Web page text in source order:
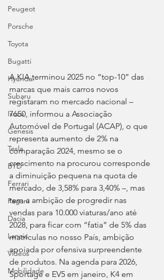
Peugeot
Porsche
Toyota
Bugatti
Hyundai
Subaru
Isuzu
Genesis
Tesla
BYD
Ferrari
Pagani
Dacia
Lancia
Videos
Mobilidade
A KIA terminou 2025 no “top-10” das
marcas que mais carros novos
registaram no mercado nacional –
7650, informou a Associação
Automóvel de Portugal (ACAP), o que
representa aumento de 2% na
comparação 2024, mesmo se o
crescimento na procurou corresponde
a diminuição pequena na quota de
mercado, de 3,58% para 3,40% –, mas
tem a ambição de progredir nas
vendas para 10.000 viaturas/ano até
2028, para ficar com “fatia” de 5% das
matrículas no nosso País, ambição
apoiada por ofensiva surpreendente
de produtos. Na agenda para 2026,
Sportage e EV5 em janeiro, K4 em